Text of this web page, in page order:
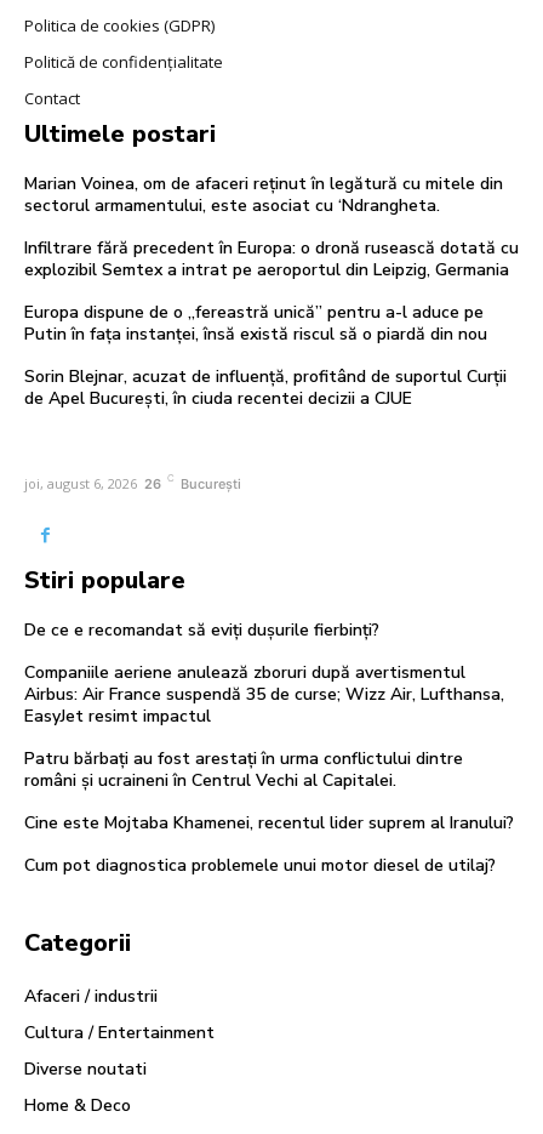
Politica de cookies (GDPR)
Politică de confidențialitate
Contact
Ultimele postari
Marian Voinea, om de afaceri reținut în legătură cu mitele din
sectorul armamentului, este asociat cu ‘Ndrangheta.
Infiltrare fără precedent în Europa: o dronă rusească dotată cu
explozibil Semtex a intrat pe aeroportul din Leipzig, Germania
Europa dispune de o „fereastră unică” pentru a-l aduce pe
Putin în fața instanței, însă există riscul să o piardă din nou
Sorin Blejnar, acuzat de influență, profitând de suportul Curții
de Apel București, în ciuda recentei decizii a CJUE
joi, august 6, 2026 26 C București
Stiri populare
De ce e recomandat să eviți dușurile fierbinți?
Companiile aeriene anulează zboruri după avertismentul
Airbus: Air France suspendă 35 de curse; Wizz Air, Lufthansa,
EasyJet resimt impactul
Patru bărbați au fost arestați în urma conflictului dintre
români și ucraineni în Centrul Vechi al Capitalei.
Cine este Mojtaba Khamenei, recentul lider suprem al Iranului?
Cum pot diagnostica problemele unui motor diesel de utilaj?
Categorii
Afaceri / industrii
Cultura / Entertainment
Diverse noutati
Home & Deco